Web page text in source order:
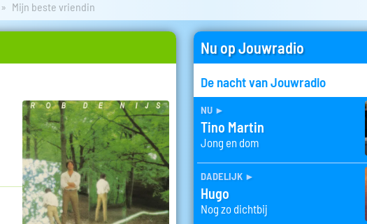
Mijn beste vriendin
Nu op Jouwradio
De nacht van Jouwradio
nu ►
Tino Martin
Jong en dom
dadelijk ►
Hugo
Nog zo dichtbij